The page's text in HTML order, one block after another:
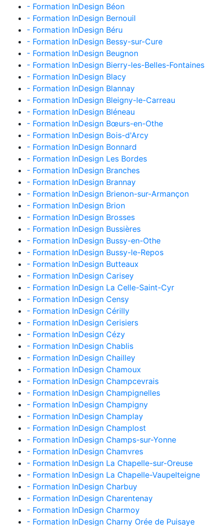
- Formation InDesign Béon
- Formation InDesign Bernouil
- Formation InDesign Béru
- Formation InDesign Bessy-sur-Cure
- Formation InDesign Beugnon
- Formation InDesign Bierry-les-Belles-Fontaines
- Formation InDesign Blacy
- Formation InDesign Blannay
- Formation InDesign Bleigny-le-Carreau
- Formation InDesign Bléneau
- Formation InDesign Bœurs-en-Othe
- Formation InDesign Bois-d'Arcy
- Formation InDesign Bonnard
- Formation InDesign Les Bordes
- Formation InDesign Branches
- Formation InDesign Brannay
- Formation InDesign Brienon-sur-Armançon
- Formation InDesign Brion
- Formation InDesign Brosses
- Formation InDesign Bussières
- Formation InDesign Bussy-en-Othe
- Formation InDesign Bussy-le-Repos
- Formation InDesign Butteaux
- Formation InDesign Carisey
- Formation InDesign La Celle-Saint-Cyr
- Formation InDesign Censy
- Formation InDesign Cérilly
- Formation InDesign Cerisiers
- Formation InDesign Cézy
- Formation InDesign Chablis
- Formation InDesign Chailley
- Formation InDesign Chamoux
- Formation InDesign Champcevrais
- Formation InDesign Champignelles
- Formation InDesign Champigny
- Formation InDesign Champlay
- Formation InDesign Champlost
- Formation InDesign Champs-sur-Yonne
- Formation InDesign Chamvres
- Formation InDesign La Chapelle-sur-Oreuse
- Formation InDesign La Chapelle-Vaupelteigne
- Formation InDesign Charbuy
- Formation InDesign Charentenay
- Formation InDesign Charmoy
- Formation InDesign Charny Orée de Puisaye